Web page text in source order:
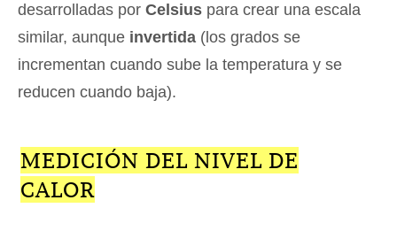
desarrolladas por Celsius para crear una escala
similar, aunque invertida (los grados se
incrementan cuando sube la temperatura y se
reducen cuando baja).
MEDICIÓN DEL NIVEL DE
CALOR